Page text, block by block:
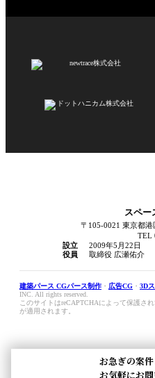
お急ぎの案件
お気軽にお問
スペー
〒105-0021 東京都
TEL
設立
2009年5月22日
役員
取締役 広瀬佑介
建築パース CGパース制作 ・ 広告CG ・ 3D
INC. All rights reserved.
このサイトはreCAPTCHAによって保護さ
が適用されます。